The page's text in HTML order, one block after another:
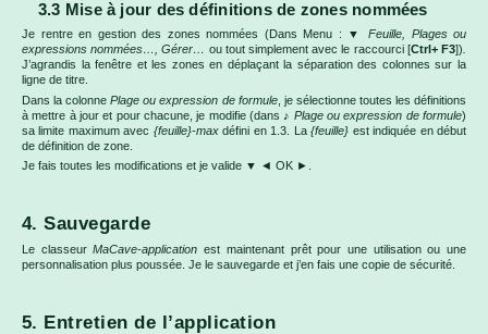
3.3 Mise à jour des définitions de zones nommées
Je rentre en gestion des zones nommées (Dans Menu : ▼ Feuille, Plages ou
expressions nommées…, Gérer… ou tout simplement avec le raccourci [Ctrl+ F3])
J’agrandis la fenêtre et les zones en déplaçant la séparation des colonnes sur la
ligne de titre.
Dans la colonnePlage ou expression de formule, je sélectionne toutes les définitions
à mettre à jour et pour chacune, je modifie (dans ♪ Plage ou expression de formule)
sa limite maximum avec {feuille}-maxdéfini en 1.3. La{feuille} est indiquée en début
de définition de zone.
Je fais toutes les modifications et je valide ▼ ◄ OK ►.
4. Sauvegarde
Le classeurMaCave-application est maintenant prêt pour une utilisation ou une
personnalisation plus poussée. Je le sauvegarde et j’en fais une copie de sécurité.
5. Entretien de l’application